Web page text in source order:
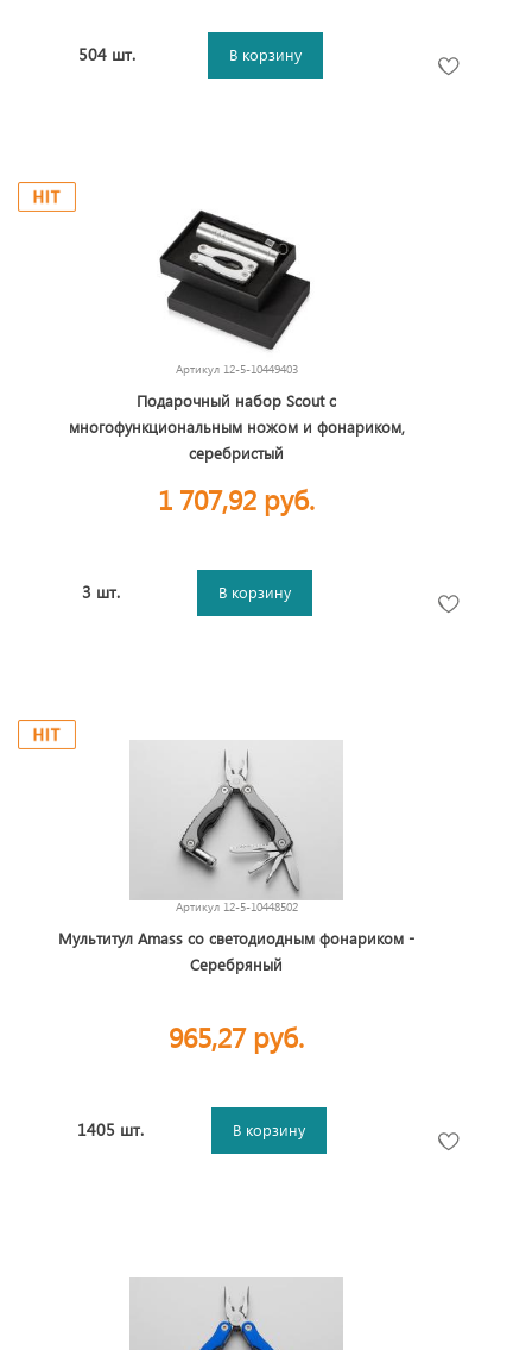
504 шт. В корзину
Артикул 12-5-10449403
Подарочный набор Scout с
многофункциональным ножом и фонариком,
серебристый
1 707,92 руб.
3 шт. В корзину
Артикул 12-5-10448502
Мультитул Amass со светодиодным фонариком -
Серебряный
965,27 руб.
1405 шт. В корзину